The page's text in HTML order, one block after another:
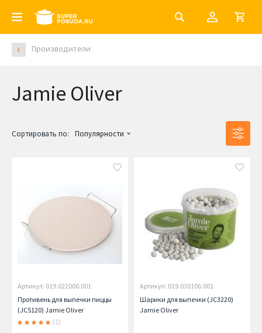
Производители
Jamie Oliver
Сортировать по: Популярности
Артикул: 019.022000.001
Противень для выпечки пиццы
(JC5120) Jamie Oliver
(1)
Артикул: 019.030106.001
Шарики для выпечки (JC3220)
Jamie Oliver